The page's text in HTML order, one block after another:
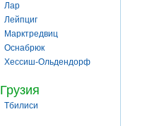
Лар
Лейпциг
Марктредвиц
Оснабрюк
Хессиш-Ольдендорф
Грузия
Тбилиси